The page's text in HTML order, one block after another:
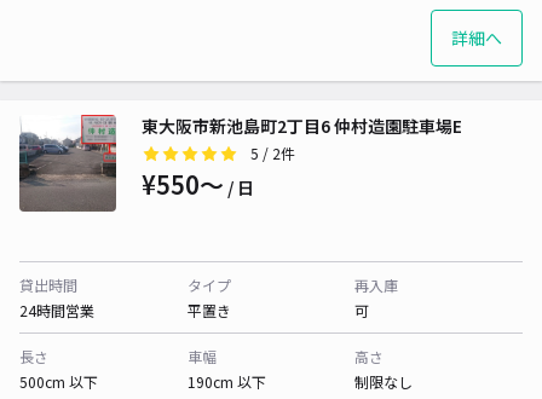
詳細へ
東大阪市新池島町2丁目6 仲村造園駐車場E
5 / 2件
¥550〜 / 日
貸出時間
24時間営業
タイプ
平置き
再入庫
可
長さ
500cm 以下
車幅
190cm 以下
高さ
制限なし